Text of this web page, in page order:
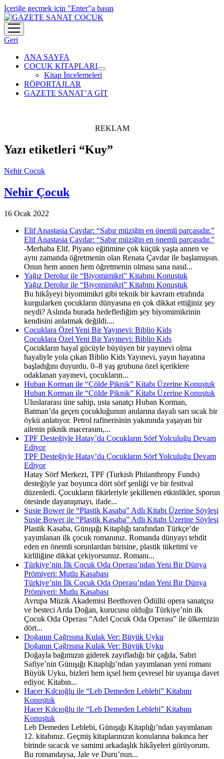
İçeriğe geçmek için "Enter"a basın
menüyü
aç
Geri
ANA SAYFA
ÇOCUK KİTAPLARI
menüyü
aç
Kitap İncelemeleri
RÖPORTAJLAR
GAZETE SANAT’A GİT
REKLAM
Yazı etiketleri “Kuy”
Nehir Çocuk
Nehir Çocuk
16 Ocak 2022
Elif Anastasia Çavdar: “Sabır müziğin en önemli parçasıdır.”
Elif Anastasia Çavdar: “Sabır müziğin en önemli parçasıdır.”
-Merhaba Elif. Piyano eğitimine çok küçük yaşta annen ve
aynı zamanda öğretmenin olan Renata Çavdar ile başlamışsın.
Onun hem annen hem öğretmenin olması sana nasıl...
Yağız Derolur ile “Biyomimikri” Kitabını Konuştuk
Yağız Derolur ile “Biyomimikri” Kitabını Konuştuk
Bu hikâyeyi biyomimikri gibi teknik bir kavram etrafında
kurgularken çocukların dünyasına en çok dikkat ettiğiniz şey
neydi? Aslında burada hedeflediğim şey biyomimikrinin
kendisini anlatmak değildi....
Çocuklara Özel Yeni Bir Yayınevi: Biblio Kids
Çocuklara Özel Yeni Bir Yayınevi: Biblio Kids
Çocukların hayal gücüyle büyüyen bir yayınevi olma
hayaliyle yola çıkan Biblio Kids Yayınevi, yayın hayatına
başladığını duyurdu. 0–8 yaş grubuna özel içeriklere
odaklanan yayınevi, çocukların...
Huban Korman ile “Çölde Piknik” Kitabı Üzerine Konuştuk
Huban Korman ile “Çölde Piknik” Kitabı Üzerine Konuştuk
Uluslararası üne sahip, usta sanatçı Huban Korman,
Batman’da geçen çocukluğunun anılarına dayalı sarı sıcak bir
öykü anlatıyor. Petrol rafinerisinin yakınında yaşayan bir
ailenin piknik macerasını,...
TPF Desteğiyle Hatay’da Çocukların Sörf Yolculuğu Devam
Ediyor
TPF Desteğiyle Hatay’da Çocukların Sörf Yolculuğu Devam
Ediyor
Hatay Sörf Merkezi, TPF (Turkish Philanthropy Funds)
desteğiyle yaz boyunca dört sörf şenliği ve bir festival
düzenledi. Çocukların fikirleriyle şekillenen etkinlikler, sporun
ötesinde dayanışmayı, ifade...
Susie Bower ile “Plastik Kasaba” Adlı Kitabı Üzerine Söyleşi
Susie Bower ile “Plastik Kasaba” Adlı Kitabı Üzerine Söyleşi
Plastik Kasaba, Günışığı Kitaplığı tarafından Türkçe’de
yayımlanan ilk çocuk romanınız. Romanda dünyayı tehdit
eden en önemli sorunlardan birisine, plastik tüketimi ve
kirliliğine dikkat çekiyorsunuz. Romanı...
Türkiye’nin İlk Çocuk Oda Operası’ndan Yeni Bir Dünya
Prömiyeri: Mutlu Kasabası
Türkiye’nin İlk Çocuk Oda Operası’ndan Yeni Bir Dünya
Prömiyeri: Mutlu Kasabası
Avrupa Müzik Akademisi Beethoven Ödüllü opera sanatçısı
ve besteci Arda Doğan, kurucusu olduğu Türkiye’nin ilk
Çocuk Oda Operası “Adel Çocuk Oda Operası” ile ülkemizin
dört...
Doğanın Çağrısına Kulak Ver: Büyük Uyku
Doğanın Çağrısına Kulak Ver: Büyük Uyku
Doğayla bağımızın giderek zayıfladığı bir çağda, Sabri
Safiye’nin Günışığı Kitaplığı’ndan yayımlanan yeni romanı
Büyük Uyku, bizleri hem içsel hem çevresel bir uyanışa davet
ediyor. Kitabın...
Hacer Kılcıoğlu ile “Leb Demeden Leblebi” Kitabını
Konuştuk
Hacer Kılcıoğlu ile “Leb Demeden Leblebi” Kitabını
Konuştuk
Leb Demeden Leblebi, Günışığı Kitaplığı’ndan yayımlanan
12. kitabınız. Geçmiş kitaplarınızın konularına bakınca her
birinde sıcacık ve samimi arkadaşlık hikâyeleri görüyorum.
Bu romandaysa, Jale ve Duru’nun...